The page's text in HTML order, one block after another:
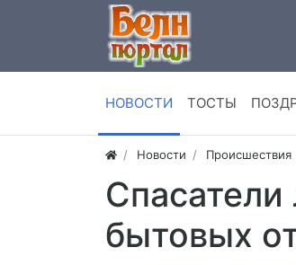
НОВОСТИ ТОСТЫ
Новости Происшествия
Спасатели
бытовых